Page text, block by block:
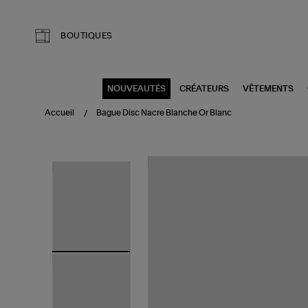
BOUTIQUES
NOUVEAUTÉS CRÉATEURS VÊTEMENTS
Accueil Bague Disc Nacre Blanche Or Blanc